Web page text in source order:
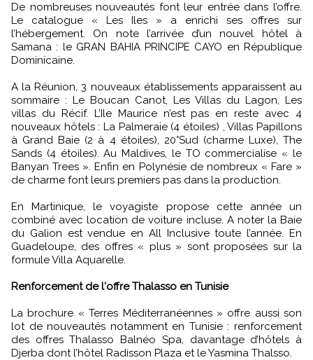
De nombreuses nouveautés font leur entrée dans l’offre.
Le catalogue « Les Iles » a enrichi ses offres sur
l’hébergement. On note l’arrivée d’un nouvel hôtel à
Samana : le GRAN BAHIA PRINCIPE CAYO en République
Dominicaine.
A la Réunion, 3 nouveaux établissements apparaissent au
sommaire : Le Boucan Canot, Les Villas du Lagon, Les
villas du Récif. L’Ile Maurice n’est pas en reste avec 4
nouveaux hôtels : La Palmeraie (4 étoiles) , Villas Papillons
à Grand Baie (2 à 4 étoiles), 20°Sud (charme Luxe), The
Sands (4 étoiles). Au Maldives, le TO commercialise « le
Banyan Trees ». Enfin en Polynésie de nombreux « Fare »
de charme font leurs premiers pas dans la production.
En Martinique, le voyagiste propose cette année un
combiné avec location de voiture incluse. A noter la Baie
du Galion est vendue en All Inclusive toute l’année. En
Guadeloupe, des offres « plus » sont proposées sur la
formule Villa Aquarelle.
Renforcement de l'offre Thalasso en Tunisie
La brochure « Terres Méditerranéennes » offre aussi son
lot de nouveautés notamment en Tunisie : renforcement
des offres Thalasso Balnéo Spa, davantage d’hôtels à
Djerba dont l’hôtel Radisson Plaza et le Yasmina Thalsso.